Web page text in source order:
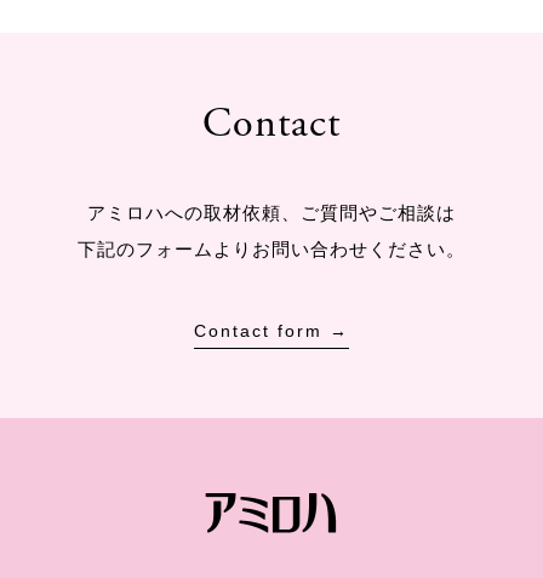
Contact
アミロハへの取材依頼、ご質問やご相談は
下記のフォームよりお問い合わせください。
Contact form →